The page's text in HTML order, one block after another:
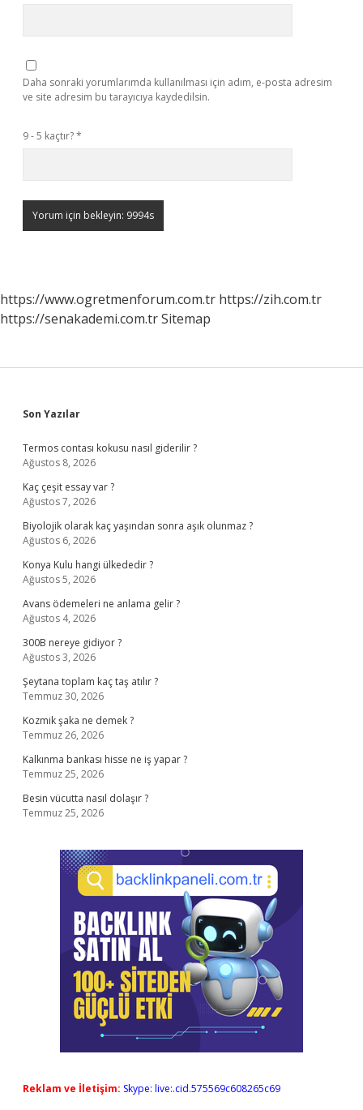
Daha sonraki yorumlarımda kullanılması için adım, e-posta adresim
ve site adresim bu tarayıcıya kaydedilsin.
9 - 5 kaçtır?*
https://www.ogretmenforum.com.tr https://zih.com.tr
https://senakademi.com.trSitemap
Sidebar
Son Yazılar
Termos contası kokusu nasıl giderilir ?
Ağustos 8, 2026
Kaç çeşit essay var ?
Ağustos 7, 2026
Biyolojik olarak kaç yaşından sonra aşık olunmaz ?
Ağustos 6, 2026
Konya Kulu hangi ülkededir ?
Ağustos 5, 2026
Avans ödemeleri ne anlama gelir ?
Ağustos 4, 2026
300B nereye gidiyor ?
Ağustos 3, 2026
Şeytana toplam kaç taş atılır ?
Temmuz 30, 2026
Kozmik şaka ne demek ?
Temmuz 26, 2026
Kalkınma bankası hisse ne iş yapar ?
Temmuz 25, 2026
Besin vücutta nasıl dolaşır ?
Temmuz 25, 2026
Reklam ve İletişim: Skype: live:.cid.575569c608265c69